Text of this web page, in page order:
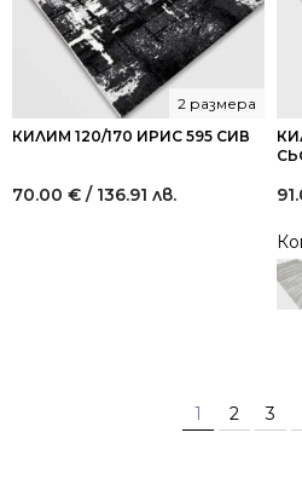
КИЛИМ 120/170 ИРИС 595 СИВ
2 размера
70.00 € / 136.91 лв.
1 2 3